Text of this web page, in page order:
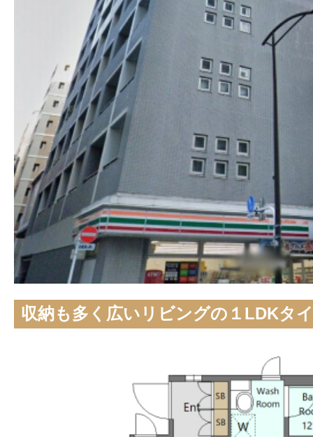
収納も多く広いリビングの１LDKタ